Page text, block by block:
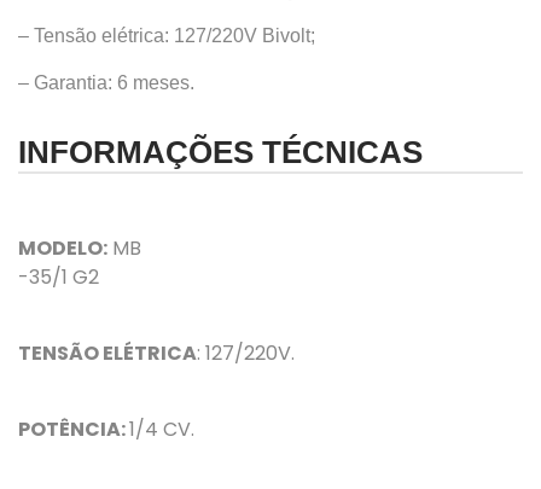
– Tensão elétrica: 127/220V Bivolt;
– Garantia: 6 meses.
INFORMAÇÕES TÉCNICAS
MODELO: MB
-35/1 G2
TENSÃO ELÉTRICA: 127/220V.
POTÊNCIA:1/4 CV.